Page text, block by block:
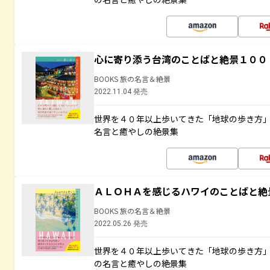
心に寄り添う台湾のことばと絶景１００
BOOKS 旅の名言＆絶景
2022.11.04 発売
世界を４０年以上歩いてきた「地球の歩き方
名言と癒やしの絶景集
ＡＬＯＨＡを感じるハワイのことばと
BOOKS 旅の名言＆絶景
2022.05.26 発売
世界を４０年以上歩いてきた「地球の歩き方
の名言と癒やしの絶景集